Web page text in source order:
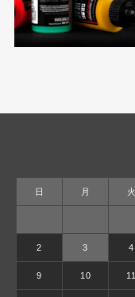
日 月 火
2 3 4
9 10 11